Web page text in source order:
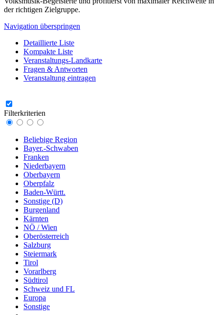
der richtigen Zielgruppe.
Navigation überspringen
Detaillierte Liste
Kompakte Liste
Veranstaltungs-Landkarte
Fragen & Antworten
Veranstaltung eintragen
Filterkriterien
Beliebige Region
Bayer.-Schwaben
Franken
Niederbayern
Oberbayern
Oberpfalz
Baden-Württ.
Sonstige (D)
Burgenland
Kärnten
NÖ / Wien
Oberösterreich
Salzburg
Steiermark
Tirol
Vorarlberg
Südtirol
Schweiz und FL
Europa
Sonstige